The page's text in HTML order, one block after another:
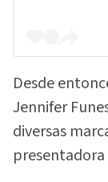
Desde
Jennifer
diversas